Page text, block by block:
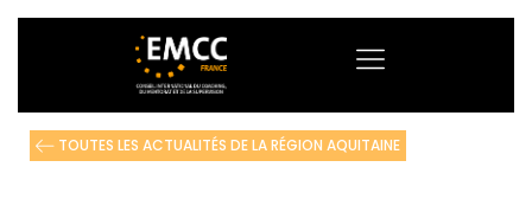
TOUTES LES ACTUALITÉS DE LA RÉGION AQUITAINE